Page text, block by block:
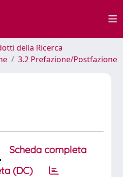
della Ricerca
3.2 Prefazione/Postfazione
Scheda completa
(DC)